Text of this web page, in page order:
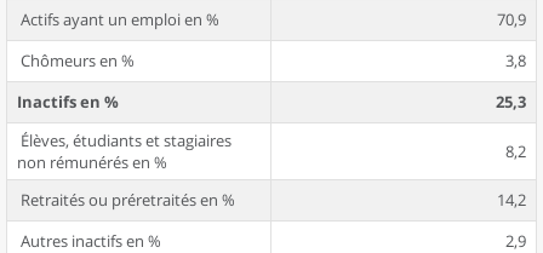
Actifs ayant un emploi en %
70,9
Chômeurs en %
3,8
Inactifs en %
25,3
Élèves, étudiants et stagiaires
non rémunérés en %
8,2
Retraités ou préretraités en %
14,2
Autres inactifs en %
2,9